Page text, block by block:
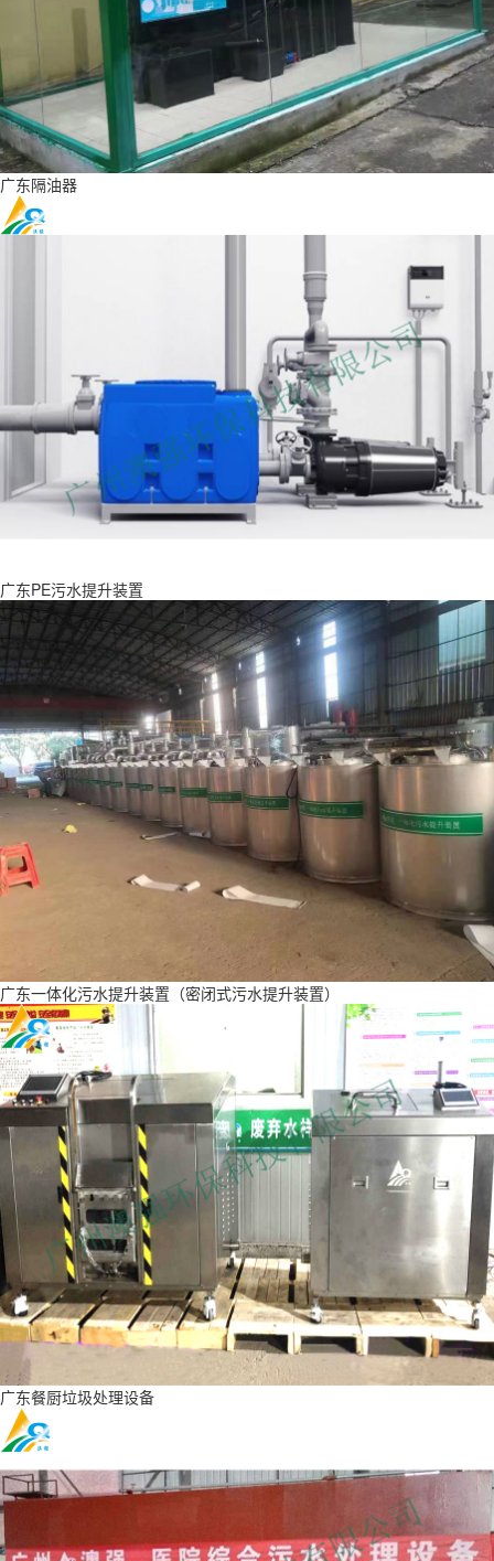
广东隔油器
广东PE污水提升装置
广东一体化污水提升装置（密闭式污水提升装置）
广东餐厨垃圾处理设备